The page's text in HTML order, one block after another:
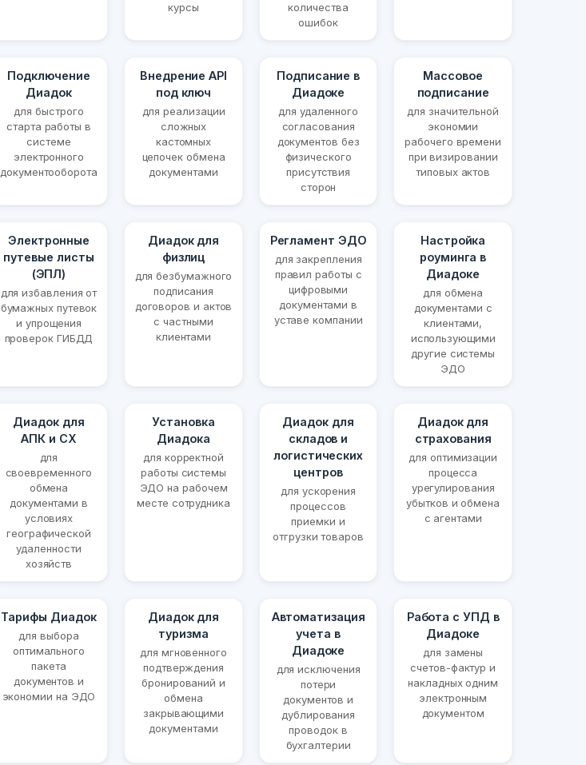
курсы
количества
ошибок
Подключение
Диадок
для быстрого
старта работы в
системе
электронного
документооборота
Внедрение API
под ключ
для реализации
сложных
кастомных
цепочек обмена
документами
Подписание в
Диадоке
для удаленного
согласования
документов без
физического
присутствия
сторон
Массовое
подписание
для значительной
экономии
рабочего времени
при визировании
типовых актов
Электронные
путевые листы
(ЭПЛ)
для избавления от
бумажных путевок
и упрощения
проверок ГИБДД
Диадок для
физлиц
для безбумажного
подписания
договоров и актов
с частными
клиентами
Регламент ЭДО
для закрепления
правил работы с
цифровыми
документами в
уставе компании
Настройка
роуминга в
Диадоке
для обмена
документами с
клиентами,
использующими
другие системы
ЭДО
Диадок для
АПК и СХ
для
своевременного
обмена
документами в
условиях
географической
удаленности
хозяйств
Установка
Диадока
для корректной
работы системы
ЭДО на рабочем
месте сотрудника
Диадок для
складов и
логистических
центров
для ускорения
процессов
приемки и
отгрузки товаров
Диадок для
страхования
для оптимизации
процесса
урегулирования
убытков и обмена
с агентами
Тарифы Диадок
для выбора
оптимального
пакета
документов и
экономии на ЭДО
Диадок для
туризма
для мгновенного
подтверждения
бронирований и
обмена
закрывающими
документами
Автоматизация
учета в
Диадоке
для исключения
потери
документов и
дублирования
проводок в
бухгалтерии
Работа с УПД в
Диадоке
для замены
счетов-фактур и
накладных одним
электронным
документом